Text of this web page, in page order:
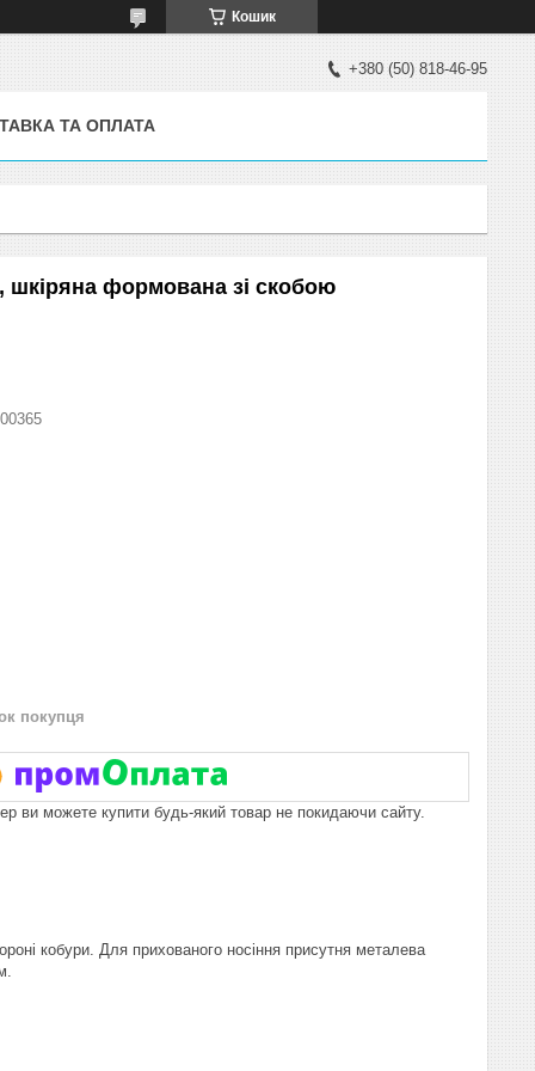
Кошик
+380 (50) 818-46-95
ТА ОПЛАТА
формована зі скобою
00365
покупця
ви можете купити будь-який товар не покидаючи сайту.
кобури. Для прихованого носіння присутня металева